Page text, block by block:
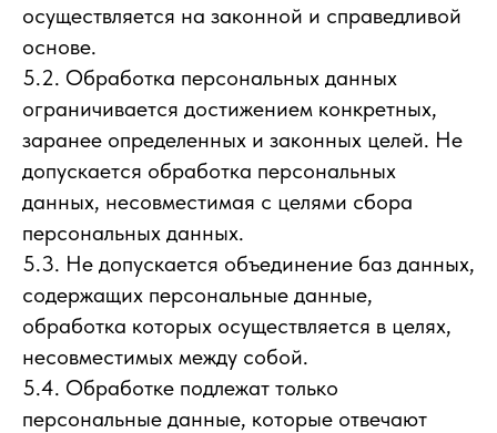
осуществляется на законной и справедливой
основе.
5.2. Обработка персональных данных
ограничивается достижением конкретных,
заранее определенных и законных целей. Не
допускается обработка персональных
данных, несовместимая с целями сбора
персональных данных.
5.3. Не допускается объединение баз данных,
содержащих персональные данные,
обработка которых осуществляется в целях,
несовместимых между собой.
5.4. Обработке подлежат только
персональные данные, которые отвечают